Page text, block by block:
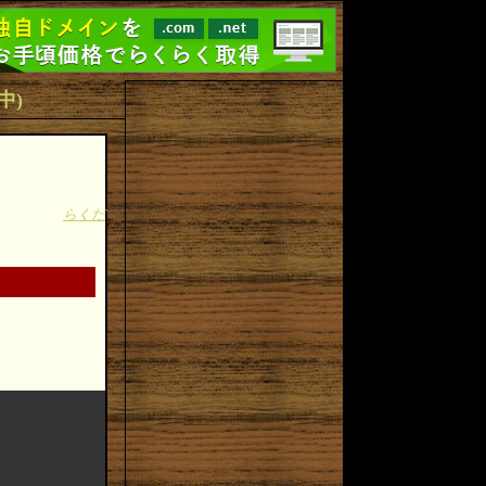
)
らくだ